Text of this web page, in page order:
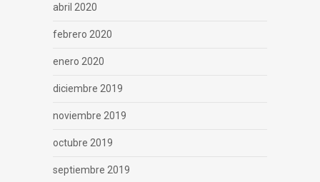
abril 2020
febrero 2020
enero 2020
diciembre 2019
noviembre 2019
octubre 2019
septiembre 2019